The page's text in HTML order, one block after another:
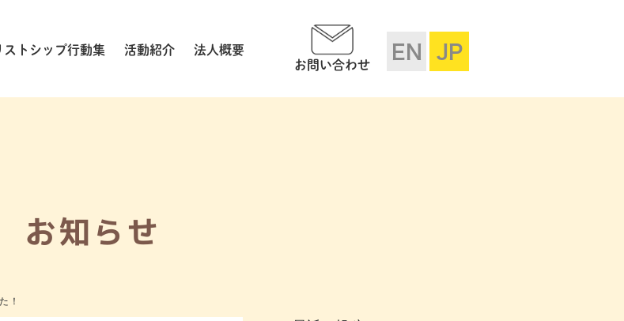
ストシップ行動集 活動紹介
法人概要
お問い合わせ
EN JP
お知らせ
！